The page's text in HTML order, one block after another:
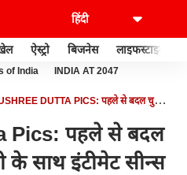
ऐस्ट्रो बिजनेस लाइफस्टाइल
of India INDIA AT 2047
DUTTA PICS: पहले से बदल चुकी हैं
Pics: पहले से बदल
के साथ इंटीमेट सीन्स